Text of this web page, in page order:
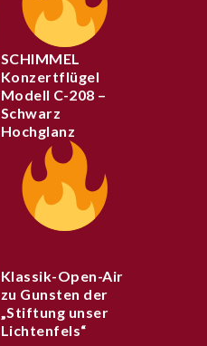
SCHIMMEL
Konzertflügel
Modell C-208 –
Schwarz
Hochglanz
Klassik-Open-Air
zu Gunsten der
„Stiftung unser
Lichtenfels“